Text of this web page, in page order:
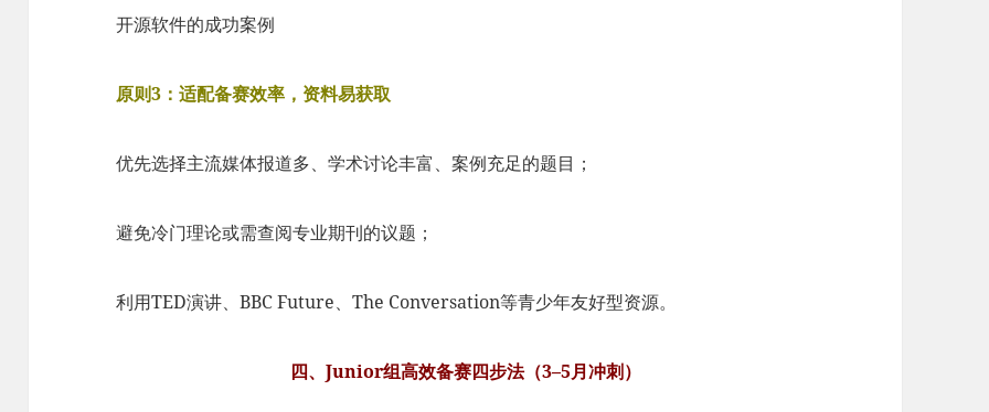
开源软件的成功案例
原则3：适配备赛效率，资料易获取
优先选择主流媒体报道多、学术讨论丰富、案例充足的题目；
避免冷门理论或需查阅专业期刊的议题；
利用TED演讲、BBC Future、The Conversation等青少年友好型资源。
四、Junior组高效备赛四步法（3–5月冲刺）